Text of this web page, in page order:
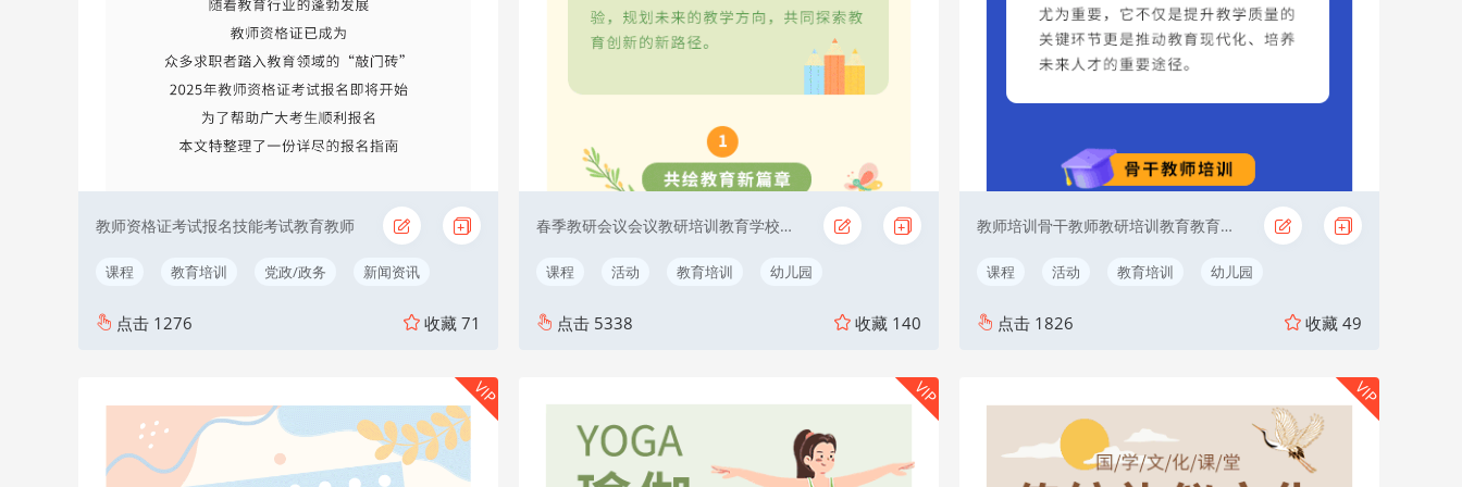
教师资格证考试报名技能考试教育教师
课程 教育培训 党政/政务 新闻资讯
点击 1276 收藏 71
春季教研会议会议教研培训教育学校培训
课程 活动 教育培训 幼儿园
点击 5338 收藏 140
教师培训骨干教师教研培训教育教育创新
课程 活动 教育培训 幼儿园
点击 1826 收藏 49
VIP VIP VIP